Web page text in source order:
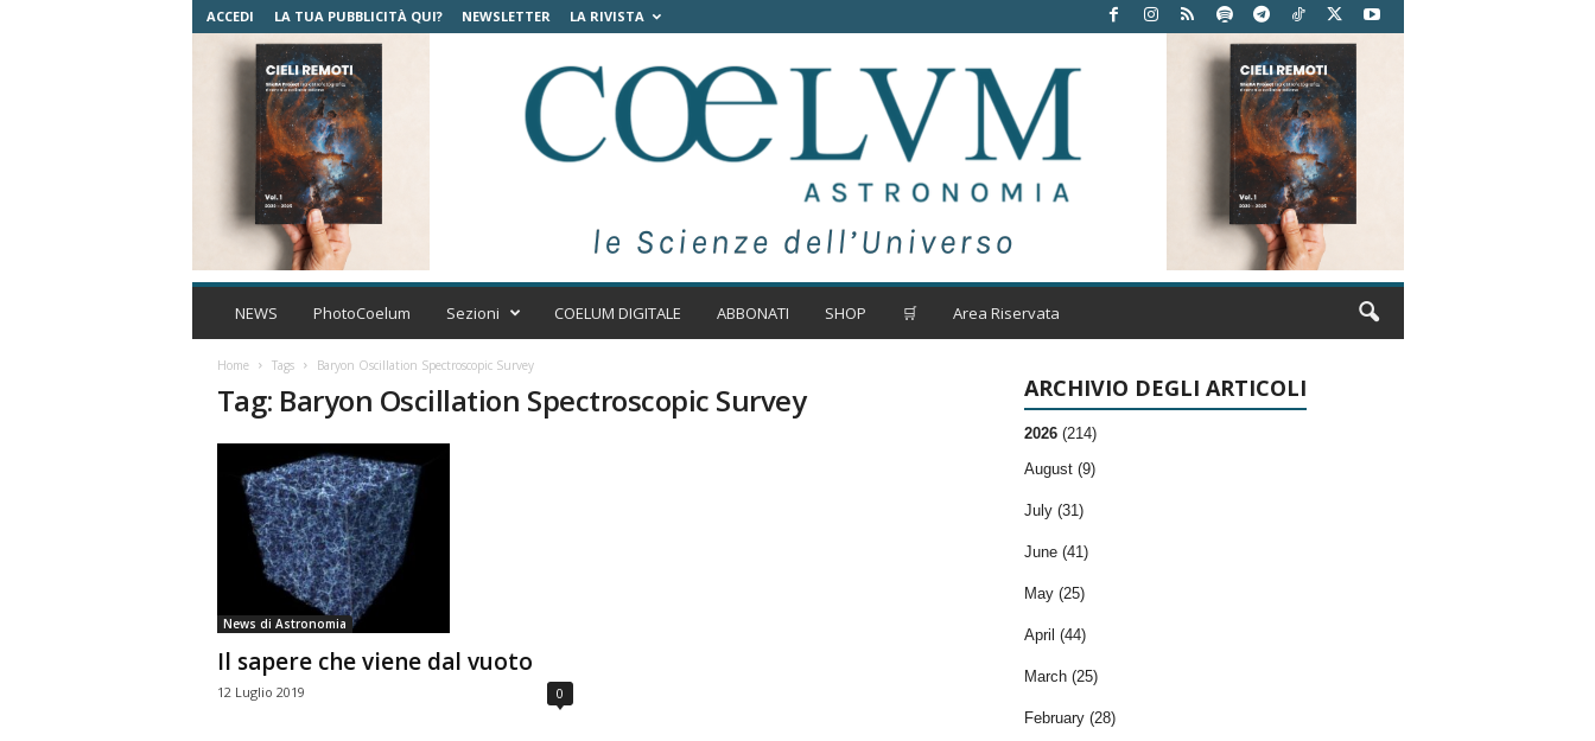
ACCEDI LA TUA PUBBLICITÀ QUI? NEWSLETTER LA RIVISTA
C
l
i
a
NEWS PhotoCoelum Sezioni COELUM DIGITALE ABBONATI SHOP 🛒 Area Riservata
Home Tags Baryon Oscillation Spectroscopic Survey
Tag: Baryon Oscillation Spectroscopic Survey
News di Astronomia
Il sapere che viene dal vuoto
12 Luglio 2019 0
ARCHIVIO DEGLI ARTICOLI
2026 (214)
August (9)
July (31)
June (41)
May (25)
April (44)
March (25)
February (28)